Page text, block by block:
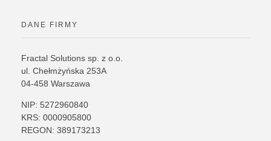
DANE FIRMY
Fractal Solutions sp. z o.o.
ul. Chełmżyńska 253A
04-458 Warszawa
NIP: 5272960840
KRS: 0000905800
REGON: 389173213